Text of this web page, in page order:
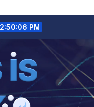
2:50:07 PM